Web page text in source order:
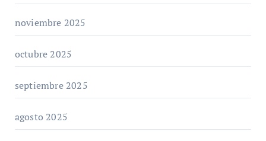
noviembre 2025
octubre 2025
septiembre 2025
agosto 2025